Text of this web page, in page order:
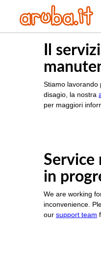
Il
Stiamo lavorando
disagio, la nostra
per maggiori
Service
in
We are working
inconvenience.
our support team